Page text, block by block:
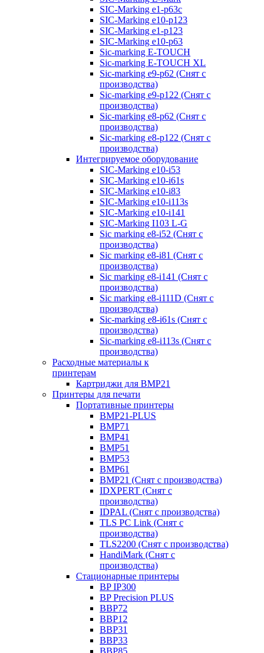
SIC-Marking e1-p63с
SIC-Marking e10-p123
SIC-Marking e1-p123
SIC-Marking e10-p63
Sic-marking E-TOUCH
Sic-marking E-TOUCH XL
Sic-marking e9-p62 (Снят с
производства)
Sic-marking e9-p122 (Снят с
производства)
Sic-marking e8-p62 (Снят с
производства)
Sic-marking e8-p122 (Снят с
производства)
Интегрируемое оборудование
SIC-Marking e10-i53
SIC-Marking e10-i61s
SIC-Marking e10-i83
SIC-Marking e10-i113s
SIC-Marking e10-i141
SIC-Marking I103 L-G
Sic marking e8-i52 (Снят с
производства)
Sic marking e8-i81 (Снят с
производства)
Sic marking e8-i141 (Снят с
производства)
Sic marking e8-i111D (Снят с
производства)
Sic-marking e8-i61s (Снят с
производства)
Sic-marking e8-i113s (Снят с
производства)
Расходные материалы к
принтерам
Картриджи для BMP21
Принтеры для печати
Портативные принтеры
BMP21-PLUS
BMP71
BMP41
BMP51
BMP53
BMP61
BMP21 (Снят с производства)
IDXPERT (Снят с
производства)
IDPAL (Снят с производства)
TLS PC Link (Снят с
производства)
TLS2200 (Снят с производства)
HandiMark (Снят с
производства)
Стационарные принтеры
BP IP300
BP Precision PLUS
BBP72
BBP12
BBP31
BBP33
BBP85